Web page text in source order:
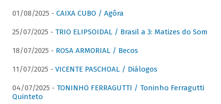
01/08/2025 - CAIXA CUBO / Agôra
25/07/2025 - TRIO ELIPSOIDAL / Brasil a 3: Matizes do Som
18/07/2025 - ROSA ARMORIAL / Becos
11/07/2025 - VICENTE PASCHOAL / Diálogos
04/07/2025 - TONINHO FERRAGUTTI / Toninho Ferragutti
Quinteto